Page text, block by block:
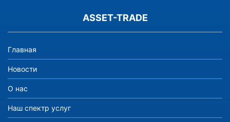
ASSET-TRADE
Главная
Новости
О нас
Наш спектр услуг